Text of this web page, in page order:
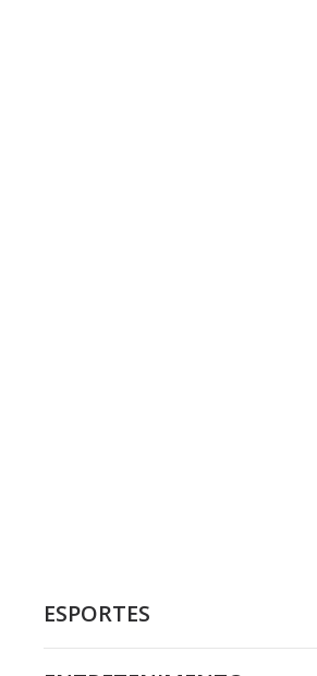
ESPORTES